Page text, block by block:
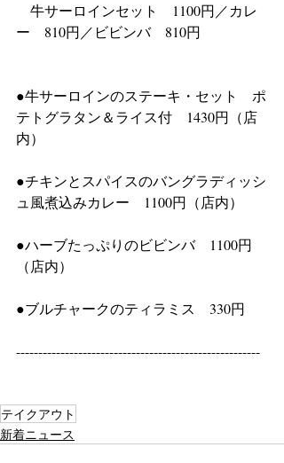
牛サーロインセット　1100円／カレ
ー　810円／ビビンバ　810円
●牛サーロインのステーキ・セット　ポ
テトグラタン＆ライス付　1430円（店
内）
●チキンとスパイスのバングラディッシ
ュ風煮込みカレー　1100円（店内）
●ハーブたっぷりのビビンバ　1100円
（店内）
●ブルチャークのティラミス　330円
-------------------------------------------------------
テイクアウト
新着ニュース